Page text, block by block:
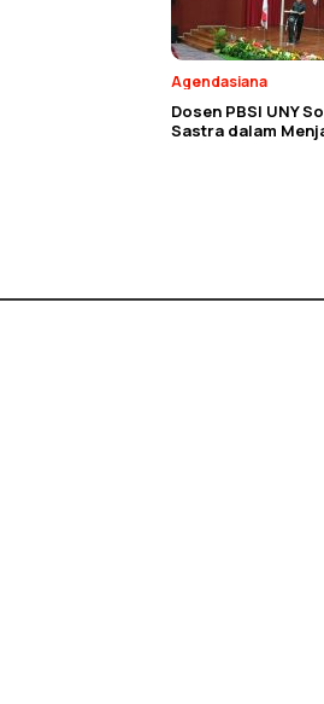
Agendasiana
Dosen PBSI UNY
Sastra dalam